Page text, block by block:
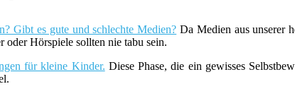
Gibt es gute und schlechte Medien? Da Medien aus unserer
Hörspiele sollten nie tabu sein.
für kleine Kinder. Diese Phase, die ein gewisses